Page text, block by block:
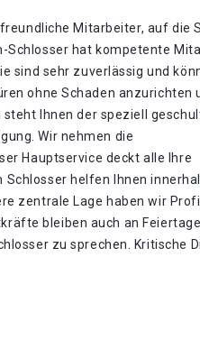
Mitarbeiter, auf die
Schlosser hat kompetente
sind sehr zuverlässig und
ohne Schaden anzurichten
Ihnen der speziell
Wir nehmen die
Hauptservice deckt alle Ihre
helfen Ihnen
zentrale Lage haben wir
bleiben auch an
zu sprechen. Kritische